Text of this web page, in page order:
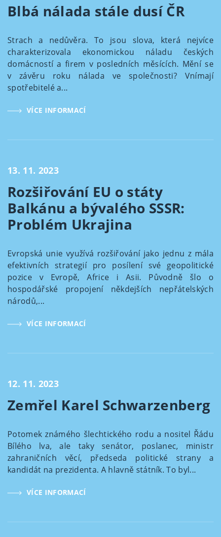
Blbá nálada stále dusí ČR
Strach a nedůvěra. To jsou slova, která nejvíce
charakterizovala ekonomickou náladu českých
domácností a firem v posledních měsících. Mění se
v závěru roku nálada ve společnosti? Vnímají
spotřebitelé a...
VÍCE INFORMACÍ
13. 11. 2023
Rozšiřování EU o státy
Balkánu a bývalého SSSR:
Problém Ukrajina
Evropská unie využívá rozšiřování jako jednu z mála
efektivních strategií pro posílení své geopolitické
pozice v Evropě, Africe i Asii. Původně šlo o
hospodářské propojení někdejších nepřátelských
národů,...
VÍCE INFORMACÍ
12. 11. 2023
Zemřel Karel Schwarzenberg
Potomek známého šlechtického rodu a nositel Řádu
Bílého lva, ale taky senátor, poslanec, ministr
zahraničních věcí, předseda politické strany a
kandidát na prezidenta. A hlavně státník. To byl...
VÍCE INFORMACÍ